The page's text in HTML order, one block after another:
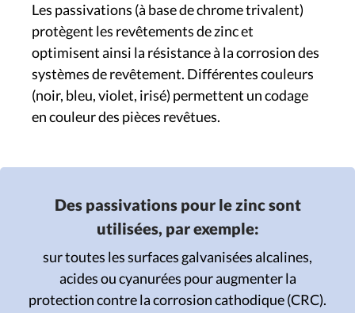
Les passivations (à base de chrome trivalent)
protègent les revêtements de zinc et
optimisent ainsi la résistance à la corrosion des
systèmes de revêtement. Différentes couleurs
(noir, bleu, violet, irisé) permettent un codage
en couleur des pièces revêtues.
Des passivations pour le zinc sont
utilisées, par exemple:
sur toutes les surfaces galvanisées alcalines,
acides ou cyanurées pour augmenter la
protection contre la corrosion cathodique (CRC).